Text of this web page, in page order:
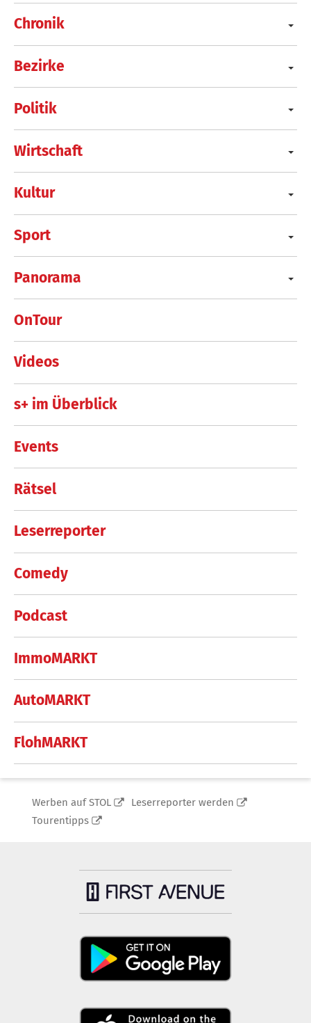
Chronik
Bezirke
Politik
Wirtschaft
Kultur
Sport
Panorama
OnTour
Videos
s+ im Überblick
Events
Rätsel
Leserreporter
Comedy
Podcast
ImmoMARKT
AutoMARKT
FlohMARKT
Werben auf STOL
Leserreporter werden
Tourentipps